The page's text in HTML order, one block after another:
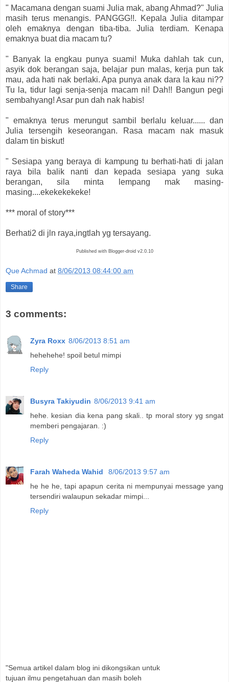
" Macamana dengan suami Julia mak, abang Ahmad?" Julia
masih terus menangis. PANGGG!!. Kepala Julia ditampar
oleh emaknya dengan tiba-tiba. Julia terdiam. Kenapa
emaknya buat dia macam tu?
" Banyak la engkau punya suami! Muka dahlah tak cun,
asyik dok berangan saja, belajar pun malas, kerja pun tak
mau, ada hati nak berlaki. Apa punya anak dara la kau ni??
Tu la, tidur lagi senja-senja macam ni! Dah!! Bangun pegi
sembahyang! Asar pun dah nak habis!
" emaknya terus merungut sambil berlalu keluar...... dan
Julia tersengih keseorangan. Rasa macam nak masuk
dalam tin biskut!
" Sesiapa yang beraya di kampung tu berhati-hati di jalan
raya bila balik nanti dan kepada sesiapa yang suka
berangan, sila minta lempang mak masing-
masing....ekekekekeke!
*** moral of story***
Berhati2 di jln raya,ingtlah yg tersayang.
Published with Blogger-droid v2.0.10
Que Achmad at 8/06/2013 08:44:00 am
Share
3 comments:
Zyra Roxx 8/06/2013 8:51 am
hehehehe! spoil betul mimpi
Reply
Busyra Takiyudin 8/06/2013 9:41 am
hehe. kesian dia kena pang skali.. tp moral story yg sngat
memberi pengajaran. :)
Reply
Farah Waheda Wahid
8/06/2013 9:57 am
he he he, tapi apapun cerita ni mempunyai message yang
tersendiri walaupun sekadar mimpi...
Reply
"Semua artikel dalam blog ini dikongsikan untuk
tujuan ilmu pengetahuan dan masih boleh